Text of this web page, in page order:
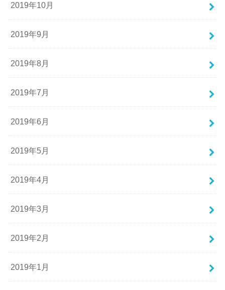
2019年10月
2019年9月
2019年8月
2019年7月
2019年6月
2019年5月
2019年4月
2019年3月
2019年2月
2019年1月